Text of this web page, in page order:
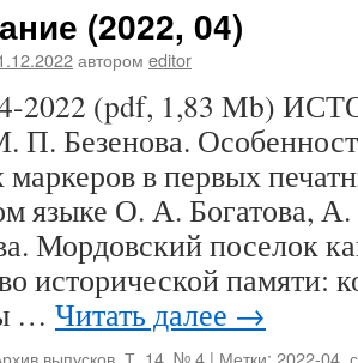
(2022, 04)
автором editor
2022 (pdf, 1,83 Mb)
Безенова.
в первых
языке О. А. Богатова,
Мордовский поселок
исторической памяти:
… Читать далее →
выпусков, Т. 14. № 4 | Метки: 2022-04,